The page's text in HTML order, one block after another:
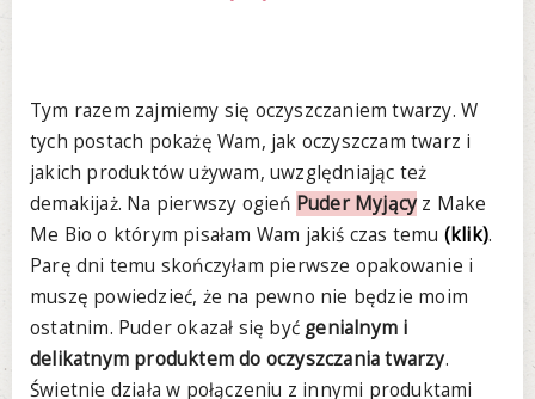
Tym razem zajmiemy się oczyszczaniem twarzy. W
tych postach pokażę Wam, jak oczyszczam twarz i
jakich produktów używam, uwzględniając też
demakijaż. Na pierwszy ogień Puder Myjącyz Make
Me Bio o którym pisałam Wam jakiś czas temu (klik).
Parę dni temu skończyłam pierwsze opakowanie i
muszę powiedzieć, że na pewno nie będzie moim
ostatnim. Puder okazał się być genialnym i
delikatnym produktem do oczyszczania twarzy.
Świetnie działa w połączeniu z innymi produktami